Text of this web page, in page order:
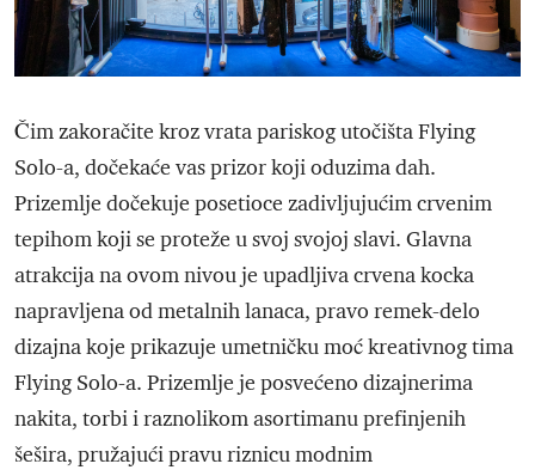
Čim zakoračite kroz vrata pariskog utočišta Flying
Solo-a, dočekaće vas prizor koji oduzima dah.
Prizemlje dočekuje posetioce zadivljujućim crvenim
tepihom koji se proteže u svoj svojoj slavi. Glavna
atrakcija na ovom nivou je upadljiva crvena kocka
napravljena od metalnih lanaca, pravo remek-delo
dizajna koje prikazuje umetničku moć kreativnog tima
Flying Solo-a. Prizemlje je posvećeno dizajnerima
nakita, torbi i raznolikom asortimanu prefinjenih
šešira, pružajući pravu riznicu modnim